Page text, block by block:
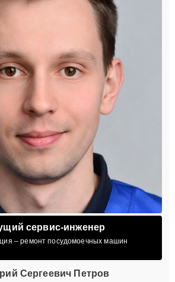
сервис-инженер
– ремонт посудомоечных машин
Сергеевич Петров